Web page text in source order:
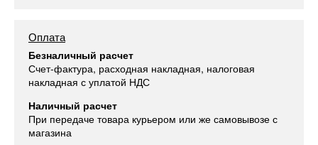
Оплата
Безналичный расчет
Счет-фактура, расходная накладная, налоговая
накладная с уплатой НДС
Наличный расчет
При передаче товара курьером или же самовывозе с
магазина